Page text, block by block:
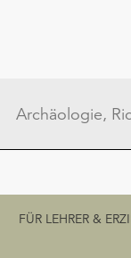
FÜR LEHRER &